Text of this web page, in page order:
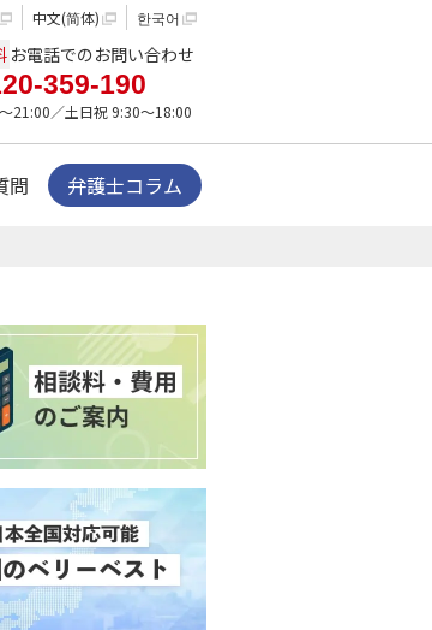
中文(简体) 한국어
お電話でのお問い合わせ
359-190
21:00／土日祝 9:30〜18:00
問 弁護士コラム